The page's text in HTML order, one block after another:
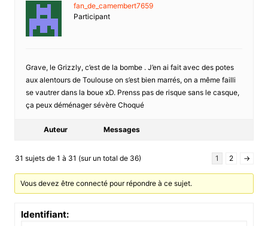
fan_de_camembert7659
Participant
Grave, le Grizzly, c’est de la bombe . J’en ai fait avec des potes
aux alentours de Toulouse on s’est bien marrés, on a même failli
se vautrer dans la boue xD. Prenss pas de risque sans le casque,
ça peux déménager sévère Choqué
Auteur Messages
31 sujets de 1 à 31 (sur un total de 36) 1 2 →
Vous devez être connecté pour répondre à ce sujet.
Identifiant: